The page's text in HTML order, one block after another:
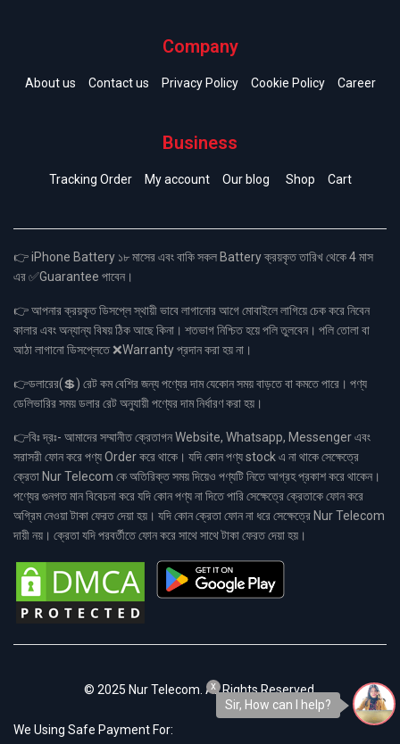
Company
About us Contact us Privacy Policy Cookie Policy Career
Business
Tracking Order My account Our blog Shop Cart
👉 iPhone Battery ১৮ মাসের এবং বাকি সকল Battery ক্রয়কৃত তারিখ থেকে 4 মাস
এর ✅Guarantee পাবেন।
👉 আপনার ক্রয়কৃত ডিসপ্লে স্থায়ী ভাবে লাগানোর আগে মোবাইলে লাগিয়ে চেক করে নিবেন
কালার এবং অন্যান্য বিষয় ঠিক আছে কিনা। শতভাগ নিশ্চিত হয়ে পলি তুলবেন। পলি তোলা বা
আঠা লাগানো ডিসপ্লেতে ❌Warranty প্রদান করা হয় না।
👉ডলারের(💲) রেট কম বেশির জন্য পণ্যের দাম যেকোন সময় বাড়তে বা কমতে পারে। পণ্য
ডেলিভারির সময় ডলার রেট অনুযায়ী পণ্যের দাম নির্ধারণ করা হয়।
👉বিঃ দ্রঃ- আমাদের সম্মানীত ক্রেতাগন Website, Whatsapp, Messenger এবং
সরাসরী ফোন করে পণ্য Order করে থাকে। যদি কোন পণ্য stock এ না থাকে সেক্ষেত্রে
ক্রেতা Nur Telecom কে অতিরিক্ত সময় দিয়েও পণ্যটি নিতে আগ্রহ প্রকাশ করে থাকেন।
পণ্যের গুনগত মান বিবেচনা করে যদি কোন পণ্য না দিতে পারি সেক্ষেত্রে ক্রেতাকে ফোন করে
অগ্রিম নেওয়া টাকা ফেরত দেয়া হয়। যদি কোন ক্রেতা ফোন না ধরে সেক্ষেত্রে Nur Telecom
দায়ী নয়। ক্রেতা যদি পরবর্তীতে ফোন করে সাথে সাথে টাকা ফেরত দেয়া হয়।
© 2025 Nur Telecom. All Rights Reserved.
We Using Safe Payment For:
Sir, How can I help?
x